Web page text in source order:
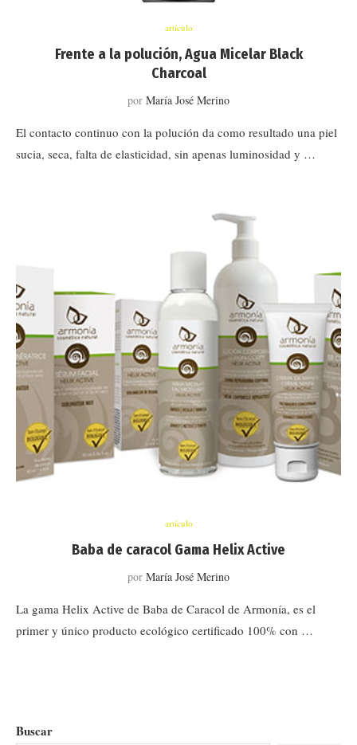
artículo
Frente a la polución, Agua Micelar Black
Charcoal
por María José Merino
El contacto continuo con la polución da como resultado una piel
sucia, seca, falta de elasticidad, sin apenas luminosidad y …
artículo
Baba de caracol Gama Helix Active
por María José Merino
La gama Helix Active de Baba de Caracol de Armonía, es el
primer y único producto ecológico certificado 100% con …
Buscar